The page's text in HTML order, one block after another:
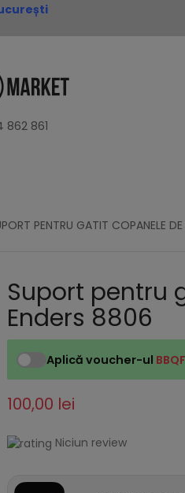
862 861
PENTRU GATIT COPANELE
Suport pentru
Enders 8806
Aplică voucher-ul
100,00 lei
Niciun review